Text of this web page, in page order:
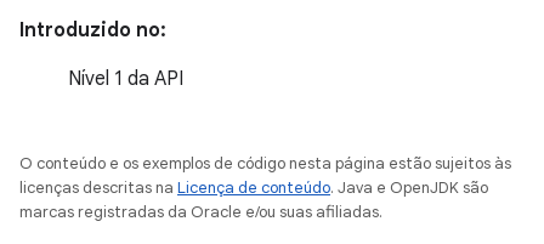
Introduzido no:
Nível 1 da API
O conteúdo e os exemplos de código nesta página estão sujeitos às
licenças descritas na Licença de conteúdo. Java e OpenJDK são
marcas registradas da Oracle e/ou suas afiliadas.